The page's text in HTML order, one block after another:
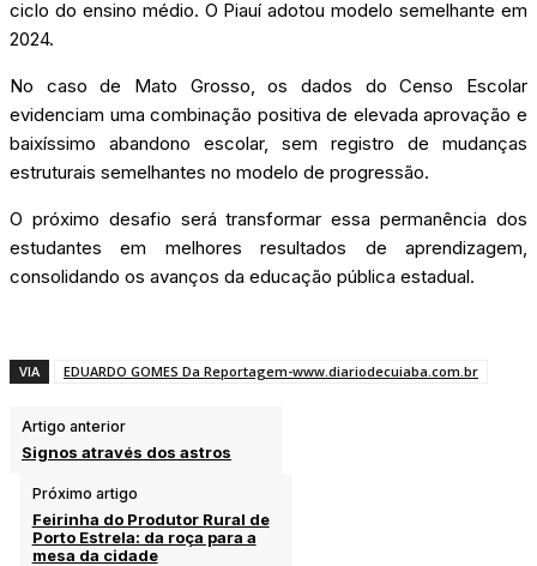
ciclo do ensino médio. O Piauí adotou modelo semelhante em
2024.
No caso de Mato Grosso, os dados do Censo Escolar
evidenciam uma combinação positiva de elevada aprovação e
baixíssimo abandono escolar, sem registro de mudanças
estruturais semelhantes no modelo de progressão.
O próximo desafio será transformar essa permanência dos
estudantes em melhores resultados de aprendizagem,
consolidando os avanços da educação pública estadual.
VIA EDUARDO GOMES Da Reportagem-www.diariodecuiaba.com.br
Artigo anterior
Signos através dos astros
Próximo artigo
Feirinha do Produtor Rural de
Porto Estrela: da roça para a
mesa da cidade